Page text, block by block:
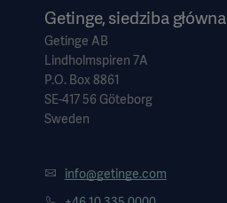
Getinge, siedziba główna
Getinge AB
Lindholmspiren 7A
P.O. Box 8861
SE-417 56 Göteborg
Sweden
info@getinge.com